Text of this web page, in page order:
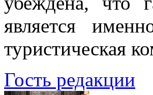
является
туристическая
Гость редакции